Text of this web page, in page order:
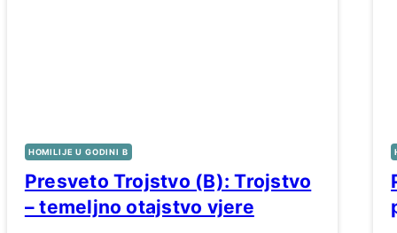
HOMILIJE U GODINI B
Presveto Trojstvo (B): Trojstvo
– temeljno otajstvo vjere